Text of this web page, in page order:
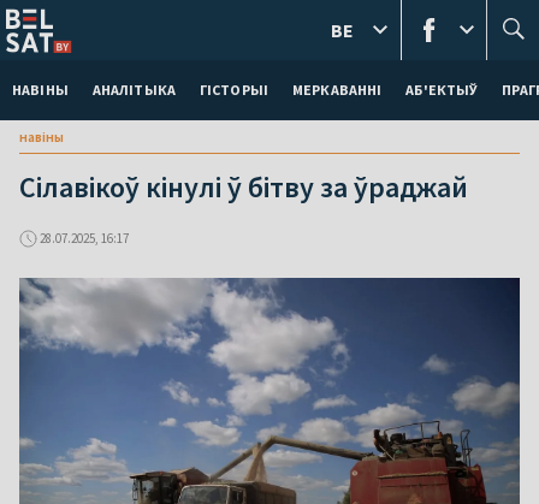
НАВІНЫ АНАЛІТЫКА ГІСТОРЫІ МЕРКАВАННI АБ'ЕКТЫЎ
BE
навіны
Сілавікоў кінулі ў бітву за ўраджай
28.07.2025, 16:17